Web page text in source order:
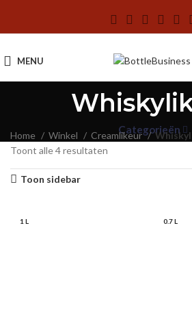
MENU
Categorieën
Home Winkel Creamlikeur
Toont alle 4 resultaten
Toon sidebar
1 L 0.7 L
1 L 0.7 L